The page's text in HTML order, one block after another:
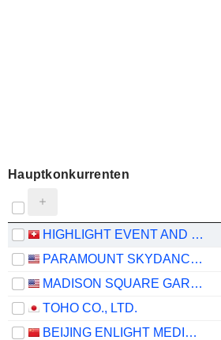
Hauptkonkurrenten
HIGHLIGHT EVENT AND ENTERTAINMENT AG
PARAMOUNT SKYDANCE CORPORATION
MADISON SQUARE GARDEN SPORTS CORP.
TOHO CO., LTD.
BEIJING ENLIGHT MEDIA CO., LTD